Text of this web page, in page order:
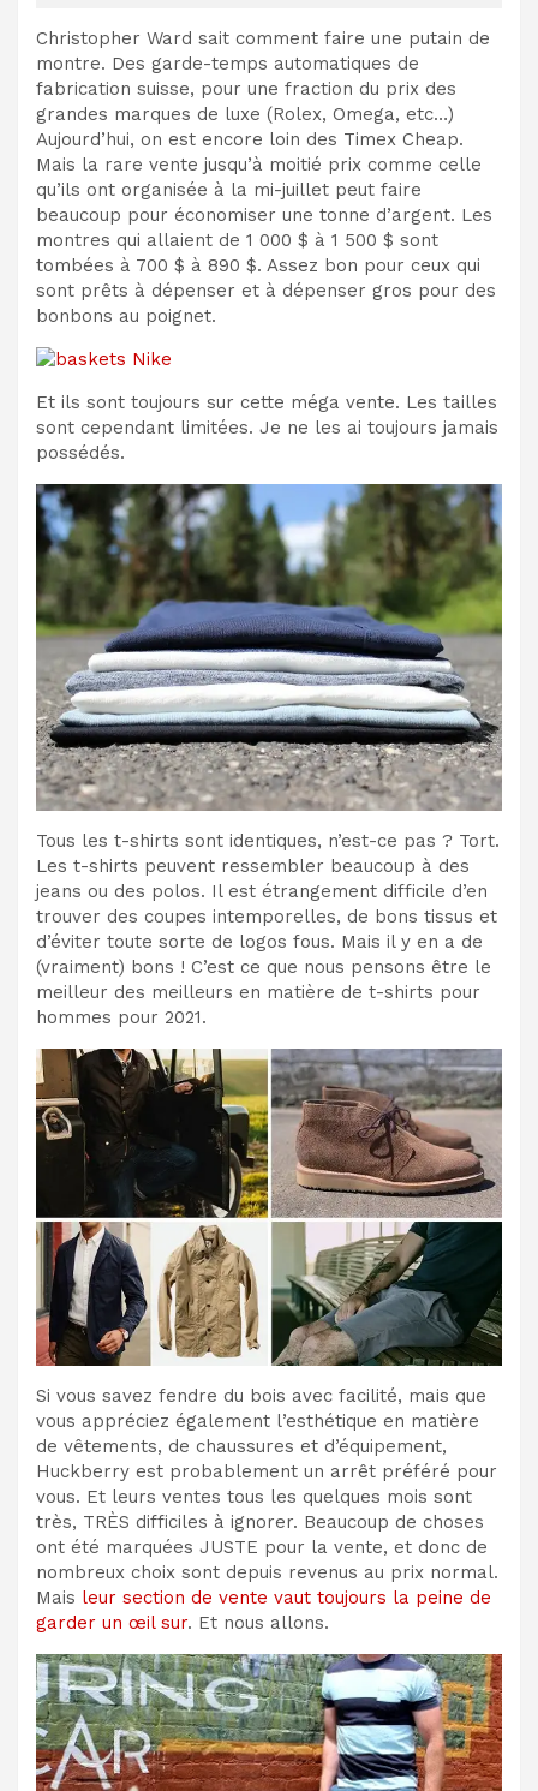
Christopher Ward sait comment faire une putain de
montre. Des garde-temps automatiques de
fabrication suisse, pour une fraction du prix des
grandes marques de luxe (Rolex, Omega, etc…)
Aujourd’hui, on est encore loin des Timex Cheap.
Mais la rare vente jusqu’à moitié prix comme celle
qu’ils ont organisée à la mi-juillet peut faire
beaucoup pour économiser une tonne d’argent. Les
montres qui allaient de 1 000 $ à 1 500 $ sont
tombées à 700 $ à 890 $. Assez bon pour ceux qui
sont prêts à dépenser et à dépenser gros pour des
bonbons au poignet.
Et ils sont toujours sur cette méga vente. Les tailles
sont cependant limitées. Je ne les ai toujours jamais
possédés.
Tous les t-shirts sont identiques, n’est-ce pas ? Tort.
Les t-shirts peuvent ressembler beaucoup à des
jeans ou des polos. Il est étrangement difficile d’en
trouver des coupes intemporelles, de bons tissus et
d’éviter toute sorte de logos fous. Mais il y en a de
(vraiment) bons ! C’est ce que nous pensons être le
meilleur des meilleurs en matière de t-shirts pour
hommes pour 2021.
Si vous savez fendre du bois avec facilité, mais que
vous appréciez également l’esthétique en matière
de vêtements, de chaussures et d’équipement,
Huckberry est probablement un arrêt préféré pour
vous. Et leurs ventes tous les quelques mois sont
très, TRÈS difficiles à ignorer. Beaucoup de choses
ont été marquées JUSTE pour la vente, et donc de
nombreux choix sont depuis revenus au prix normal.
Mais leur section de vente vaut toujours la peine de
garder un œil sur. Et nous allons.